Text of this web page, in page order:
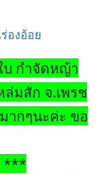
องอ้อย
บ กำจัดหญ้า
ล่มสัก จ.เพรช
กๆนะค่ะ ขอ
***